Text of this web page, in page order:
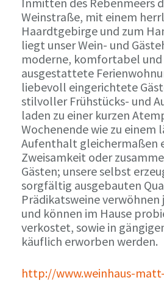
Weinstraße, mit einem
Haardtgebirge und zum
liegt unser Wein- und
moderne, komfortabel
ausgestattete
liebevoll eingerichtete
stilvoller Frühstücks- und
laden zu einer kurzen
Wochenende wie zu einem
Aufenthalt gleichermaßen
Zweisamkeit oder
Gästen; unsere selbst
sorgfältig ausgebauten
Prädikatsweine verwöhnen
und können im Hause
verkostet, sowie in
käuflich erworben werden.
http://www.weinhaus-